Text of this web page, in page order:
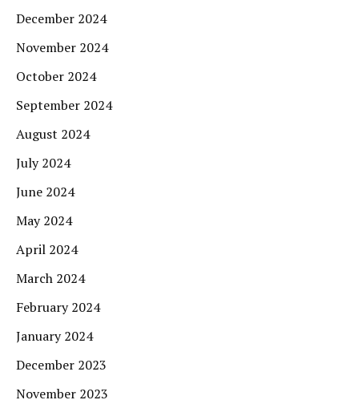
December 2024
November 2024
October 2024
September 2024
August 2024
July 2024
June 2024
May 2024
April 2024
March 2024
February 2024
January 2024
December 2023
November 2023